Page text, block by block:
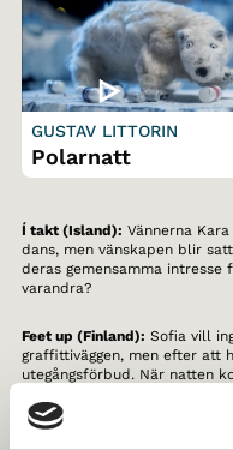
GUSTAV LITTORIN
Polarnatt
Í takt (Island): Vännerna
dans, men vänskapen blir
deras gemensamma
varandra?
Feet up (Finland): Sofia vill
graffittiväggen, men efter att
utegångsförbud. När natten